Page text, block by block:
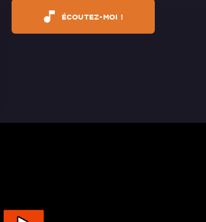
ÉCOUTEZ-MOI !